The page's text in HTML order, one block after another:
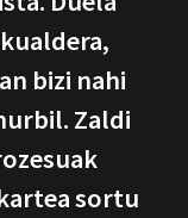
bizi nahi
Zaldi
sortu